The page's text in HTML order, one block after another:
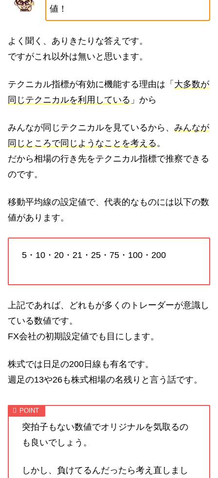
値！
よく聞く、ありきたりな答えです。
ですがこれ以外は無いと思います。
テクニカル指標が有効に機能する理由は「 大多数が
同じテクニカルを利用している 」から
みんなが同じテクニカルを見ているから、 みんなが
同じところで同じようなことを考える。
だから相場の行き先をテクニカル指標で推察できる
のです。
移動平均線の設定値で、代表的なものには以下の数
値があります。
5・10・20・21・25・75・100・200
上記であれば、どれもが多くのトレーダーが意識し
ている数値です。
FX会社の初期設定値でも目にします。
株式では日足の200日線も有名です。
週足の13や26も株式相場の名残りと言う話です。
突拍子もない数値でオリジナルを気取るの
も良いでしょう。
しかし、負けてるんだったら考え直しまし